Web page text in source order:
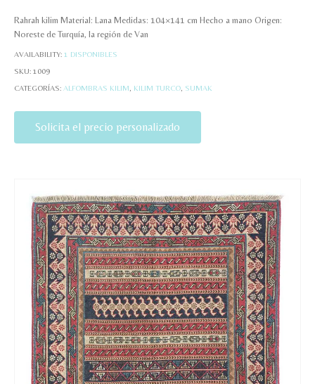
Rahrah kilim Material: Lana Medidas: 104×141 cm Hecho a mano Origen:
Noreste de Turquía, la región de Van
AVAILABILITY: 1 DISPONIBLES
SKU: 1009
CATEGORÍAS: ALFOMBRAS KILIM KILIM TURCO SUMAK
Solicita el precio personalizado